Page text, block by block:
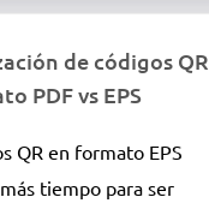
de códigos QR
PDF vs EPS
QR en formato EPS
tiempo para ser